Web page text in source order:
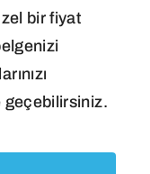
bir fiyat
geçebilirsiniz.